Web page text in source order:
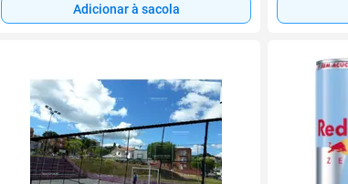
Adicionar à sacola